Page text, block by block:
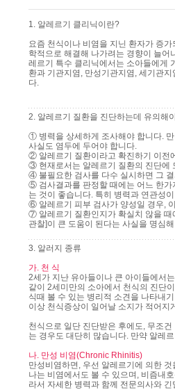
1. 알레르기 클리닉이란?
요즘 천식이나 비염을 지닌 환자가 증
학적으로 해결해 나가려는 경향이 늘
레르기 특수 클리닉에서는 소아들에게
환과 기관지염, 만성기관지염, 세기관
다.
2. 알레르기 질환을 진단하는데 유의해
① 병력을 상세하게 조사해야 합니다.
사실도 염두에 두어야 합니다.
② 알레르기 질환이라고 확진하기 이전
③ 현재로서는 알레르기 질환의 진단에
④ 불필요한 검사를 다수 실시하면 그
⑤ 검사결과를 판정할 때에는 어느 한가
는 것이 좋습니다. 특히 병력과 연관성
⑥ 알레르기 피부 검사가 양성일 경우,
⑦ 알레르기 질환인지가 확실치 않을 때
관찰]이 큰 도움이 된다는 사실을 명심
3. 알러지 종류
가. 천 식
2세가 지난 유아들이나 큰 아이들에서
같이 2세미만의 소아에서 천식의 진단
식때 볼 수 있는 병리적 소견을 나타내
이상 천식증상이 일어날 소지가 적어
천식으로 일단 진단받은 후에도, 무조
는 경우도 대단히 많습니다. 만약 알레
나. 만성 비염(Chronic Rhinitis)
만성비염하면, 우선 알레르기에 의한
나는 비염에서도 볼 수 있으며, 비즘내
라서 자세한 병력과 함께 전문의사와